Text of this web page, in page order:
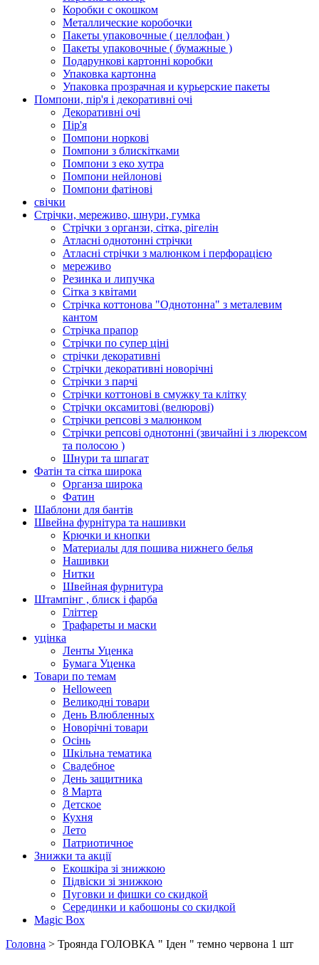
Коробки с окошком
Металлические коробочки
Пакеты упаковочные ( целлофан )
Пакеты упаковочные ( бумажные )
Подарункові картонні коробки
Упаковка картонна
Упаковка прозрачная и курьерские пакеты
Помпони, пір'я і декоративні очі
Декоративні очі
Пір'я
Помпони норкові
Помпони з блискітками
Помпони з еко хутра
Помпони нейлонові
Помпони фатінові
свічки
Стрічки, мереживо, шнури, гумка
Стрічки з органзи, сітка, рігелін
Атласні однотонні стрічки
Атласні стрічки з малюнком і перфорацією
мереживо
Резинка и липучка
Сітка з квітами
Стрічка коттонова "Однотонна" з металевим
кантом
Стрічка прапор
Стрічки по супер ціні
стрічки декоративні
Стрічки декоративні новорічні
Стрічки з парчі
Стрічки коттонові в смужку та клітку
Стрічки оксамитові (велюрові)
Стрічки репсові з малюнком
Стрічки репсові однотонні (звичайні і з люрексом
та полосою )
Шнури та шпагат
Фатін та сітка широка
Органза широка
Фатин
Шаблони для бантів
Швейна фурнітура та нашивки
Крючки и кнопки
Материалы для пошива нижнего белья
Нашивки
Нитки
Швейная фурнитура
Штампінг , блиск і фарба
Гліттер
Трафареты и маски
уцінка
Ленты Уценка
Бумага Уценка
Товари по темам
Helloween
Великодні товари
День Влюбленных
Новорічні товари
Осінь
Шкільна тематика
Свадебное
День защитника
8 Марта
Детское
Кухня
Лето
Патриотичное
Знижки та акції
Екошкіра зі знижкою
Підвіски зі знижкою
Пуговки и фишки со скидкой
Серединки и кабошоны со скидкой
Magic Box
Головна > Троянда ГОЛОВКА " Іден " темно червона 1 шт